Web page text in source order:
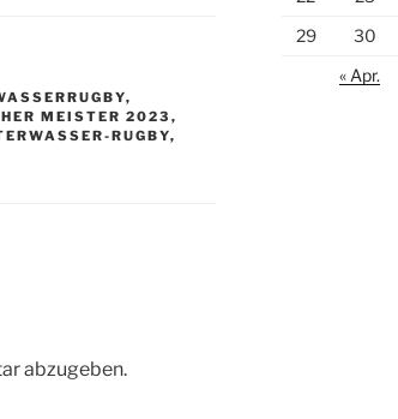
,
MEISTER 2023 ,
RUGBY,
abzugeben.
29
30
« Apr.